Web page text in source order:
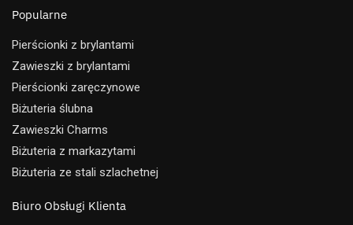
Popularne
Pierścionki z brylantami
Zawieszki z brylantami
Pierścionki zaręczynowe
Biżuteria ślubna
Zawieszki Charms
Biżuteria z markazytami
Biżuteria ze stali szlachetnej
Biuro Obsługi Klienta